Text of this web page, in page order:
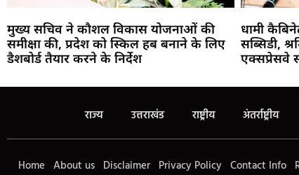
मुख्य सचिव ने कौशल विकास योजनाओं की
समीक्षा की, प्रदेश को स्किल हब बनाने के लिए
डैशबोर्ड तैयार करने के निर्देश
धामी
सब्सिडी,
एक्सप्रेसवे
राज्य उत्तराखंड राष्ट्रीय अंतर्राष्ट्रीय
Home About us Disclaimer Privacy Policy Contact Info